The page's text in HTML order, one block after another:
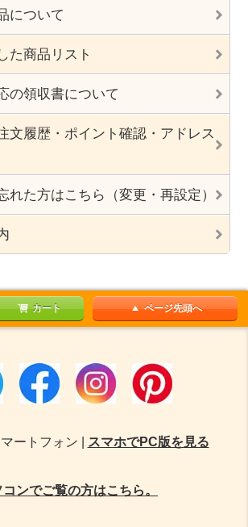
について
た商品リスト
の領収書について
文履歴・ポイント確認・アドレス
れた方はこちら（変更・再設定）
カート ページ先頭へ
ートフォン | スマホでPC版を見る
ンでご覧の方はこちら。